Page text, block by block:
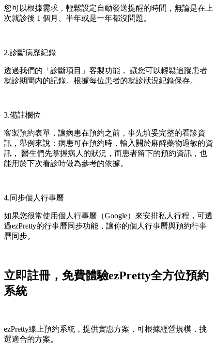
您可以根據需求，輕鬆設定自動發送提醒的時間，無論是在上
次就診後 1 個月、半年或是一年都沒問題。
2.診斷病歷紀錄
透過我們的「診斷項目」客製功能， 讓您可以輕鬆追蹤患者
就診期間內的記錄。根據每位患者的就診狀況紀錄保存。
3.備註欄位
客製預約表單，讓病患在預約之前，事先填妥完整的看診資
訊，舉例來說：病患可在預約時，輸入關於麻醉藥物過敏的資
訊， 醫生們先掌握病人的狀況，而患者留下的預約資訊，也
能用於下次看診時做為參考的依據。
4.同步個人行事曆
如果您很常使用個人行事曆（Google）來安排私人行程，可透
過ezPretty的行事曆同步功能，讓你的個人行事曆與預約行事
曆同步。
立即註冊，免費體驗ezPretty全方位預約
系統
ezPretty線上預約系統，提供實惠方案，可根據經營規模，挑
選適合的方案。